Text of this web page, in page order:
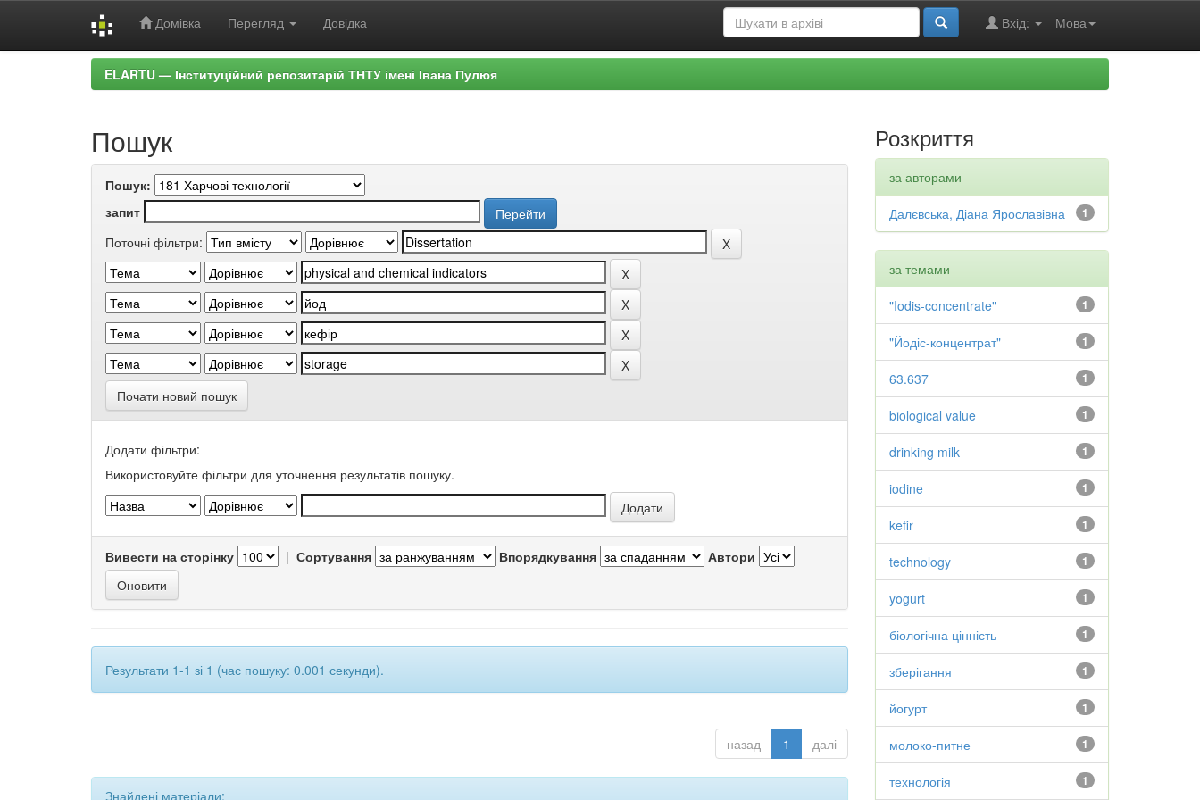
Домівка Перегляд Довідка Мова
Вхід:
ELARTU — Інституційний репозитарій ТНТУ імені Івана Пулюя
Пошук
Пошук:
запит
Поточні фільтри:
Почати новий пошук
Додати фільтри:
Використовуйте фільтри для уточнення результатів пошуку.
Вивести на сторінку | Сортування Впорядкування Автори
Результати 1-1 зі 1 (час пошуку: 0.001 секунди).
назад 1 далі
Знайдені матеріали:
Розкриття
за авторами
1
Далєвська, Діана Ярославівна
за темами
1
"Iodis-concentrate"
1
"Йодіс-концентрат"
1
63.637
1
biological value
1
drinking milk
1
iodine
1
kefir
1
technology
1
yogurt
1
біологічна цінність
1
зберігання
1
йогурт
1
молоко-питне
1
технологія